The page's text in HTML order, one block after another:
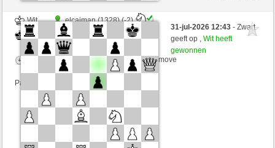
Wit
elcaiman (1328) (-2)
Zwart
Simonio (1774) (+2)
Speelduur: 7 minutes/side + 0 seconds/move
Partij telt mee voor de ranglijst
31-jul-2026 12:43- Zwart
geeft op ,Wit heeft
gewonnen